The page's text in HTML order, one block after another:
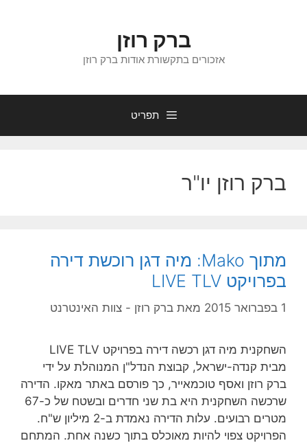
ברק רוזן
אזכורים בתקשורת אודות ברק רוזן
תפריט
ברק רוזן יו"ר
מתוך Mako: מיה דגן רוכשת דירה
בפרויקט LIVE TLV
1 בפברואר 2015 מאת ברק רוזן - צוות האינטרנט
השחקנית מיה דגן רכשה דירה בפרויקט LIVE TLV
מבית קנדה-ישראל, קבוצת הנדל"ן המנוהלת על ידי
ברק רוזן ואסף טוכמאייר, כך פורסם באתר מאקו. הדירה
שרכשה השחקנית היא בת שני חדרים ובשטח של כ-67
מטרים רבועים. עלות הדירה נאמדת ב-2 מיליון ש"ח.
הפרויקט צפוי להיות מאוכלס בתוך כשנה אחת. המתחם